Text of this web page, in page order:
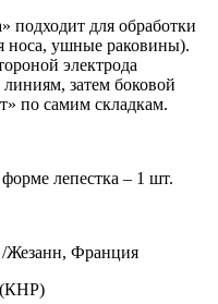
подходит для обработки
носа, ушные раковины).
электрода
затем боковой
по самим складкам.
лепестка – 1 шт.
Жезанн, Франция
(КНР)